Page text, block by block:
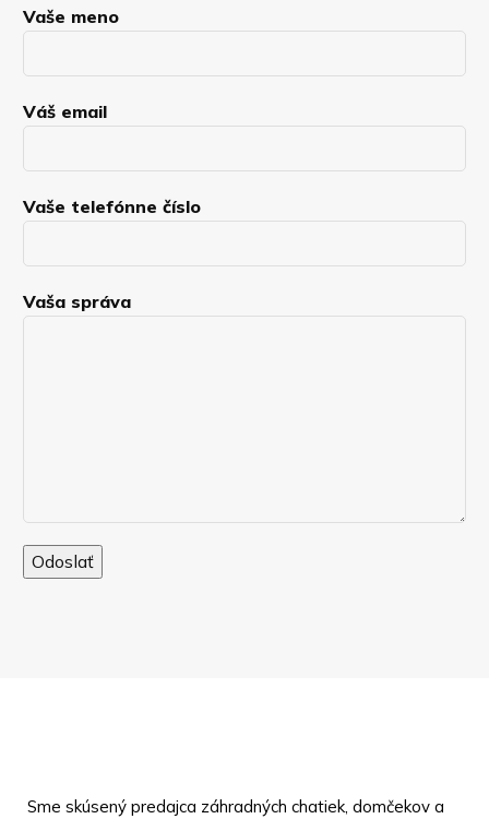
Vaše meno
Váš email
Vaše telefónne číslo
Vaša správa
Sme skúsený predajca záhradných chatiek, domčekov a